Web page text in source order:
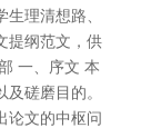
理清想路、
提纲范文，供
一、序文 本
磋磨目的。
论文的中枢问